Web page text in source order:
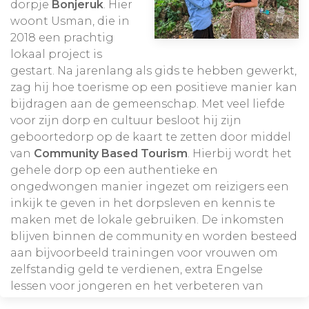
Aanpassingen in de route en het aantal dagen is
uiteraard mogelijk. Wij maken uw reis persoonlijk
100% op maat!
dorpje Bonjeruk. Hier
woont Usman, die in
2018 een prachtig
lokaal project is
gestart. Na jarenlang als gids te hebben gewerkt,
zag hij hoe toerisme op een positieve manier kan
bijdragen aan de gemeenschap. Met veel liefde
voor zijn dorp en cultuur besloot hij zijn
geboortedorp op de kaart te zetten door middel
van Community Based Tourism. Hierbij wordt het
gehele dorp op een authentieke en
ongedwongen manier ingezet om reizigers een
inkijk te geven in het dorpsleven en kennis te
maken met de lokale gebruiken. De inkomsten
blijven binnen de community en worden besteed
aan bijvoorbeeld trainingen voor vrouwen om
zelfstandig geld te verdienen, extra Engelse
lessen voor jongeren en het verbeteren van